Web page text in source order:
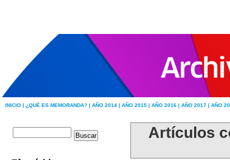
INICIO | ¿QUÉ ES MEMORANDA? | AÑO 2014 | AÑO 2015 | AÑO 2016 | AÑO 2017 | AÑO
Artículos